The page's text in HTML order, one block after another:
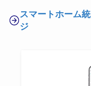
スマートホーム
ジ